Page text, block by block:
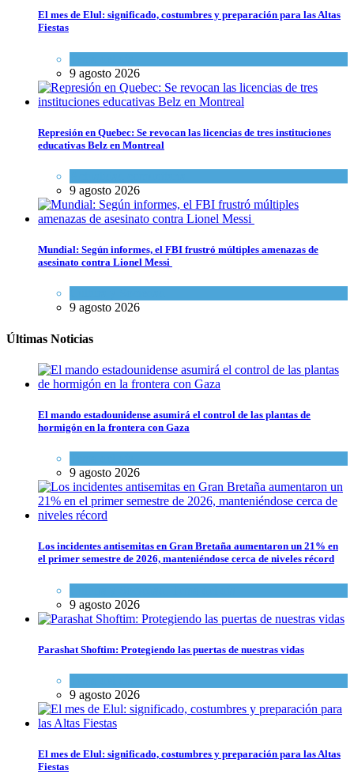
El mes de Elul: significado, costumbres y preparación para las Altas
Fiestas
9 agosto 2026
Represión en Quebec: Se revocan las licencias de tres instituciones
educativas Belz en Montreal
9 agosto 2026
Mundial: Según informes, el FBI frustró múltiples amenazas de
asesinato contra Lionel Messi
9 agosto 2026
Últimas Noticias
El mando estadounidense asumirá el control de las plantas de
hormigón en la frontera con Gaza
9 agosto 2026
Los incidentes antisemitas en Gran Bretaña aumentaron un 21% en
el primer semestre de 2026, manteniéndose cerca de niveles récord
9 agosto 2026
Parashat Shoftim: Protegiendo las puertas de nuestras vidas
9 agosto 2026
El mes de Elul: significado, costumbres y preparación para las Altas
Fiestas